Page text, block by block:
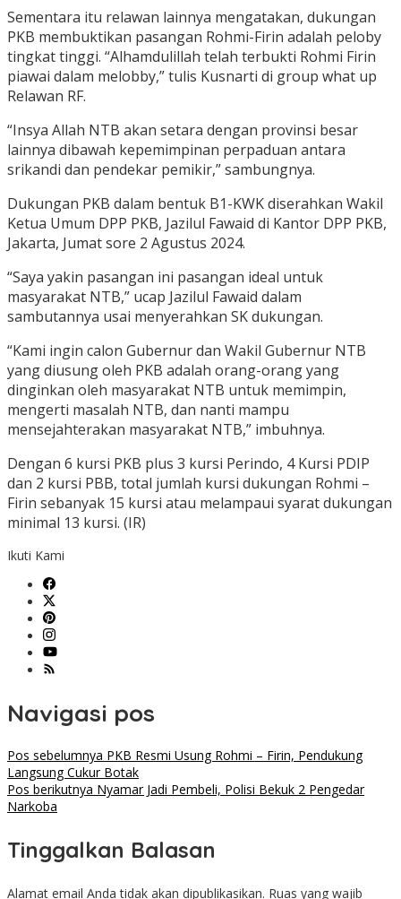
Sementara itu relawan lainnya mengatakan, dukungan
PKB membuktikan pasangan Rohmi-Firin adalah peloby
tingkat tinggi. “Alhamdulillah telah terbukti Rohmi Firin
piawai dalam melobby,” tulis Kusnarti di group what up
Relawan RF.
“Insya Allah NTB akan setara dengan provinsi besar
lainnya dibawah kepemimpinan perpaduan antara
srikandi dan pendekar pemikir,” sambungnya.
Dukungan PKB dalam bentuk B1-KWK diserahkan Wakil
Ketua Umum DPP PKB, Jazilul Fawaid di Kantor DPP PKB,
Jakarta, Jumat sore 2 Agustus 2024.
“Saya yakin pasangan ini pasangan ideal untuk
masyarakat NTB,” ucap Jazilul Fawaid dalam
sambutannya usai menyerahkan SK dukungan.
“Kami ingin calon Gubernur dan Wakil Gubernur NTB
yang diusung oleh PKB adalah orang-orang yang
dinginkan oleh masyarakat NTB untuk memimpin,
mengerti masalah NTB, dan nanti mampu
mensejahterakan masyarakat NTB,” imbuhnya.
Dengan 6 kursi PKB plus 3 kursi Perindo, 4 Kursi PDIP
dan 2 kursi PBB, total jumlah kursi dukungan Rohmi –
Firin sebanyak 15 kursi atau melampaui syarat dukungan
minimal 13 kursi. (IR)
Ikuti Kami
Navigasi pos
Pos sebelumnya PKB Resmi Usung Rohmi – Firin, Pendukung
Langsung Cukur Botak
Pos berikutnya Nyamar Jadi Pembeli, Polisi Bekuk 2 Pengedar
Narkoba
Tinggalkan Balasan
Alamat email Anda tidak akan dipublikasikan. Ruas yang wajib